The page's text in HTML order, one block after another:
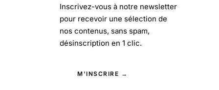
Inscrivez-vous à notre newsletter
pour recevoir une sélection de
nos contenus, sans spam,
désinscription en 1 clic.
M'INSCRIRE →